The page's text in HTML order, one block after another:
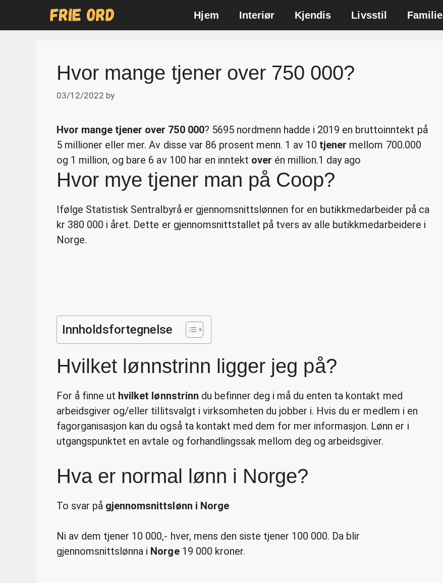
Hjem Interiør Kjendis Livsstil Familie
Hvor mange tjener over 750 000?
03/12/2022 by
Hvor mange tjener over 750 000? 5695 nordmenn hadde i 2019 en bruttoinntekt på
5 millioner eller mer. Av disse var 86 prosent menn. 1 av 10 tjener mellom 700.000
og 1 million, og bare 6 av 100 har en inntekt over én million.1 day ago
Hvor mye tjener man på Coop?
Ifølge Statistisk Sentralbyrå er gjennomsnittslønnen for en butikkmedarbeider på ca
kr 380 000 i året. Dette er gjennomsnittstallet på tvers av alle butikkmedarbeidere i
Norge.
Innholdsfortegnelse
Hvilket lønnstrinn ligger jeg på?
For å finne ut hvilket lønnstrinn du befinner deg i må du enten ta kontakt med
arbeidsgiver og/eller tillitsvalgt i virksomheten du jobber i. Hvis du er medlem i en
fagorganisasjon kan du også ta kontakt med dem for mer informasjon. Lønn er i
utgangspunktet en avtale og forhandlingssak mellom deg og arbeidsgiver.
Hva er normal lønn i Norge?
To svar på gjennomsnittslønn i Norge
Ni av dem tjener 10 000,- hver, mens den siste tjener 100 000. Da blir
gjennomsnittslønna i Norge19 000 kroner.